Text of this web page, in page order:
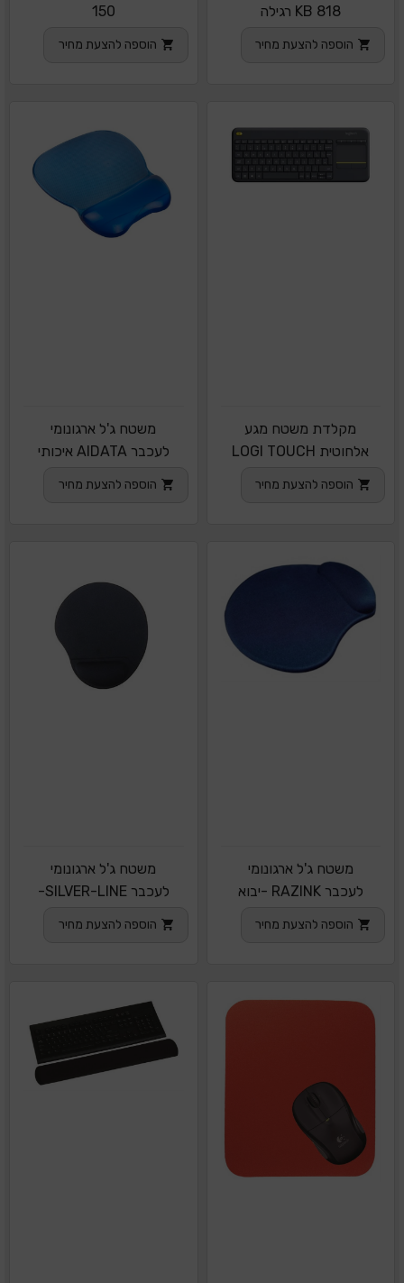
818 KB רגילה
הוספה להצעת מחיר
150
הוספה להצעת מחיר
מקלדת משטח מגע
אלחוטית LOGI TOUCH
הוספה להצעת מחיר
משטח ג'ל ארגונומי
לעכבר AIDATA איכותי
הוספה להצעת מחיר
משטח ג'ל ארגונומי
לעכבר RAZINK -יבוא
הוספה להצעת מחיר
משטח ג'ל ארגונומי
לעכבר SILVER-LINE-
הוספה להצעת מחיר